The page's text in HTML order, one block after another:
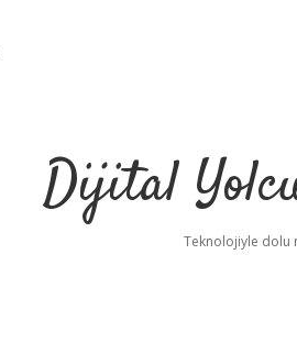
Dijital
Teknolojiyle dolu